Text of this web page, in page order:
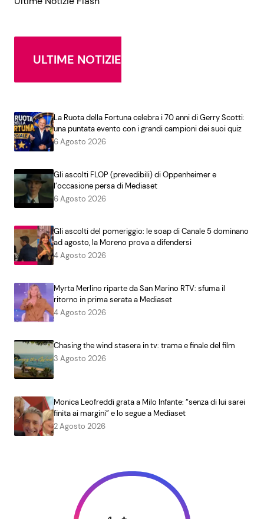
ULTIME NOTIZIE
La Ruota della Fortuna celebra i 70 anni di Gerry Scotti:
una puntata evento con i grandi campioni dei suoi quiz
6 Agosto 2026
Gli ascolti FLOP (prevedibili) di Oppenheimer e
l’occasione persa di Mediaset
6 Agosto 2026
Gli ascolti del pomeriggio: le soap di Canale 5 dominano
ad agosto, la Moreno prova a difendersi
4 Agosto 2026
Myrta Merlino riparte da San Marino RTV: sfuma il
ritorno in prima serata a Mediaset
4 Agosto 2026
Chasing the wind stasera in tv: trama e finale del film
3 Agosto 2026
Monica Leofreddi grata a Milo Infante: “senza di lui sarei
finita ai margini” e lo segue a Mediaset
2 Agosto 2026